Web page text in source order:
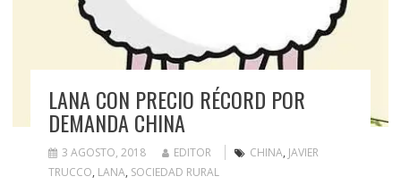
LANA CON PRECIO RÉCORD POR
DEMANDA CHINA
3 AGOSTO, 2018 EDITOR CHINA, JAVIER
TRUCCO, LANA, SOCIEDAD RURAL